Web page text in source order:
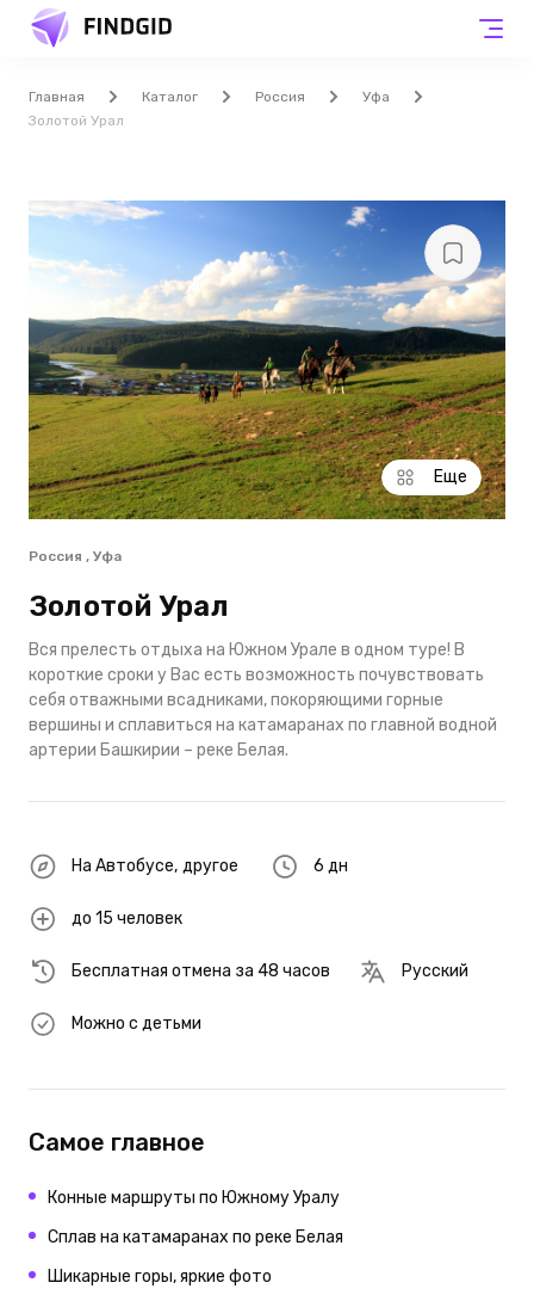
Главная Каталог Россия
Уфа
Золотой Урал
Еще
Россия , Уфа
Золотой Урал
Вся прелесть отдыха на Южном Урале в одном туре! В
короткие сроки у Вас есть возможность почувствовать
себя отважными всадниками, покоряющими горные
вершины и сплавиться на катамаранах по главной водной
артерии Башкирии – реке Белая.
На Автобусе, другое 6 дн
до 15 человек
Бесплатная отмена за 48 часов Русский
Можно с детьми
Самое главное
Конные маршруты по Южному Уралу
Сплав на катамаранах по реке Белая
Шикарные горы, яркие фото